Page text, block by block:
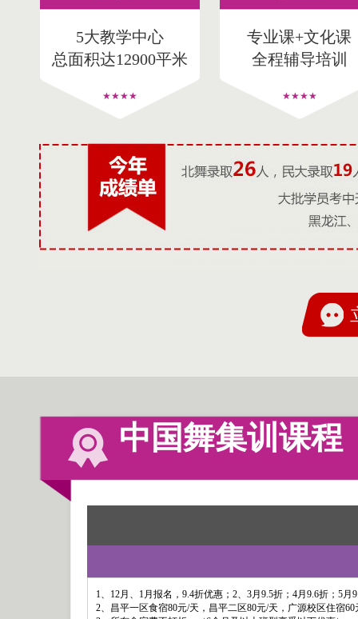
5大教学中心
总面积达12900平米
★★★★
专业课+文化课
全程辅导培训
★★★★
中国舞集训课程
1、12月、1月报名，9.4折优惠；2、3月9.5折；4月9.6折；5月
2、昌平一区食宿80元/天，昌平二区80元/天，广源校区住宿60